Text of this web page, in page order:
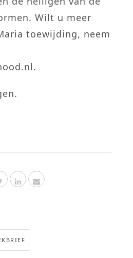
Wilt u meer
toewijding, neem